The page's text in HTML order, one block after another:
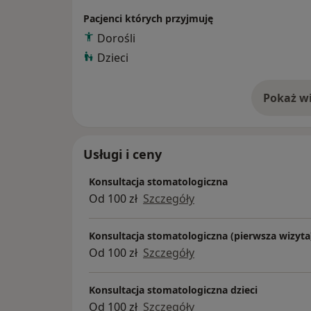
odpowiednim nastawieniem, słucham
zaproponować jak najlepsze rozwiązania.
Pacjenci których przyjmuję
Dorośli
Dzieci
Pokaż o
Usługi i ceny
Konsultacja stomatologiczna
Od 100 zł Szczegóły
Konsultacja stomatologiczna (pierwsza
Od 100 zł Szczegóły
Konsultacja stomatologiczna dzieci
Od 100 zł Szczegóły